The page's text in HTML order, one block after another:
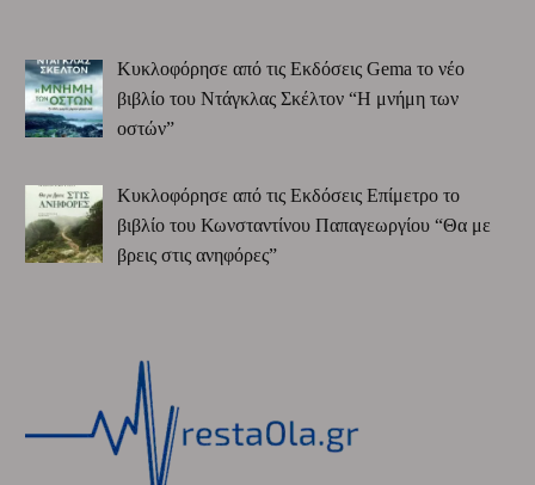
Κυκλοφόρησε από τις Εκδόσεις Gema το νέο
βιβλίο του Ντάγκλας Σκέλτον “Η μνήμη των
οστών”
Κυκλοφόρησε από τις Εκδόσεις Επίμετρο το
βιβλίο του Κωνσταντίνου Παπαγεωργίου “Θα με
βρεις στις ανηφόρες”